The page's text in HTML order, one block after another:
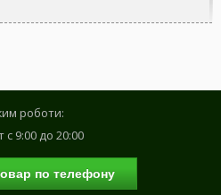
роботи:
с 9:00 до 20:00
по телефону